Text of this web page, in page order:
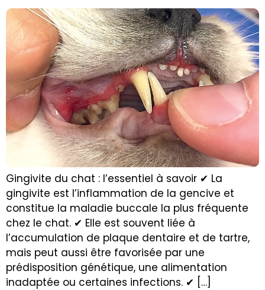
Gingivite du chat : l’essentiel à savoir ✔ La
gingivite est l’inflammation de la gencive et
constitue la maladie buccale la plus fréquente
chez le chat. ✔ Elle est souvent liée à
l’accumulation de plaque dentaire et de tartre,
mais peut aussi être favorisée par une
prédisposition génétique, une alimentation
inadaptée ou certaines infections. ✔ […]